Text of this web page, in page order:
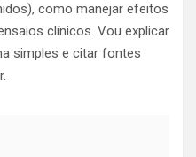
como manejar efeitos
clínicos. Vou explicar
simples e citar fontes